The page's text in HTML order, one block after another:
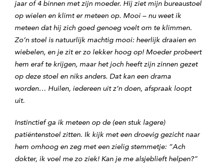
jaar of 4 binnen met zijn moeder. Hij ziet mijn bureaustoel
op wielen en klimt er meteen op. Mooi – nu weet ik
meteen dat hij zich goed genoeg voelt om te klimmen.
Zo’n stoel is natuurlijk machtig mooi: heerlijk draaien en
wiebelen, en je zit er zo lekker hoog op! Moeder probeert
hem eraf te krijgen, maar het joch heeft zijn zinnen gezet
op deze stoel en niks anders. Dat kan een drama
worden… Huilen, iedereen uit z’n doen, afspraak loopt
uit.
Instinctief ga ik meteen op de (een stuk lagere)
patiëntenstoel zitten. Ik kijk met een droevig gezicht naar
hem omhoog en zeg met een zielig stemmetje: “Ach
dokter, ik voel me zo ziek! Kan je me alsjeblieft helpen?”